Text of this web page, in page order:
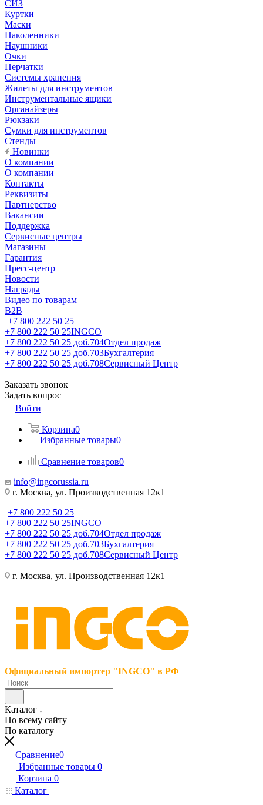
СИЗ
Куртки
Маски
Наколенники
Наушники
Очки
Перчатки
Системы хранения
Жилеты для инструментов
Инструментальные ящики
Органайзеры
Рюкзаки
Сумки для инструментов
Стенды
Новинки
О компании
О компании
Контакты
Реквизиты
Партнерство
Вакансии
Поддержка
Сервисные центры
Магазины
Гарантия
Пресс-центр
Новости
Награды
Видео по товарам
B2B
+7 800 222 50 25
+7 800 222 50 25INGCO
+7 800 222 50 25 доб.704Отдел продаж
+7 800 222 50 25 доб.703Бухгалтерия
+7 800 222 50 25 доб.708Сервисный Центр
Заказать звонок
Задать вопрос
Войти
Корзина0
Избранные товары0
Сравнение товаров0
info@ingcorussia.ru
г. Москва, ул. Производственная 12к1
+7 800 222 50 25
+7 800 222 50 25INGCO
+7 800 222 50 25 доб.704Отдел продаж
+7 800 222 50 25 доб.703Бухгалтерия
+7 800 222 50 25 доб.708Сервисный Центр
г. Москва, ул. Производственная 12к1
Официальный импортер "INGCO" в РФ
Каталог
По всему сайту
По каталогу
Сравнение0
Избранные товары 0
Корзина 0
Каталог